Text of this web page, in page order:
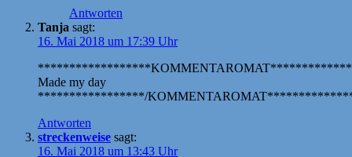
Antworten
Tanja sagt:
16. Mai 2018 um 17:39 Uhr
Made my day
*****************/
Antworten
streckenweise sagt:
16. Mai 2018 um 13:43 Uhr